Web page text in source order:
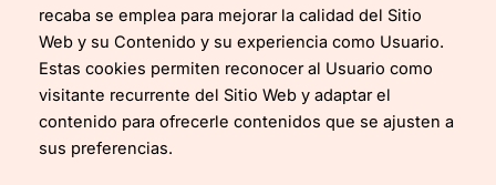
recaba se emplea para mejorar la calidad del Sitio
Web y su Contenido y su experiencia como Usuario.
Estas cookies permiten reconocer al Usuario como
visitante recurrente del Sitio Web y adaptar el
contenido para ofrecerle contenidos que se ajusten a
sus preferencias.